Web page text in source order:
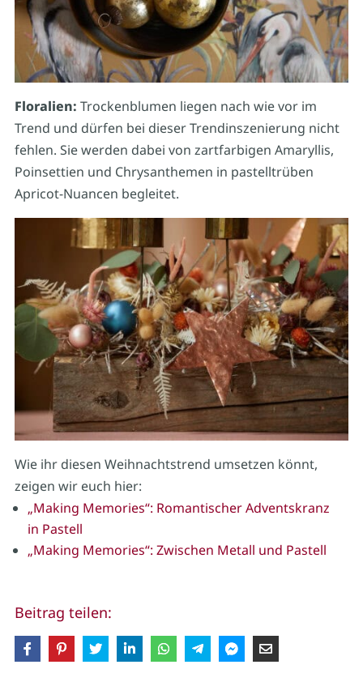
Floralien: Trockenblumen liegen nach wie vor im
Trend und dürfen bei dieser Trendinszenierung nicht
fehlen. Sie werden dabei von zartfarbigen Amaryllis,
Poinsettien und Chrysanthemen in pastelltrüben
Apricot-Nuancen begleitet.
Wie ihr diesen Weihnachtstrend umsetzen könnt,
zeigen wir euch hier:
„Making Memories“: Romantischer Adventskranz
in Pastell
„Making Memories“: Zwischen Metall und Pastell
Beitrag teilen: